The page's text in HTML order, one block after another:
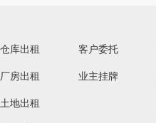
仓库出租
厂房出租
土地出租
客户委托
业主挂牌